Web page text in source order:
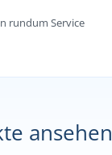
rundum Service
ansehen